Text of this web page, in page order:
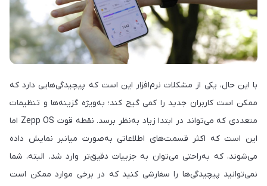
با این حال، یکی از مشکلات نرم‌افزار این است که پیچیدگی‌هایی دارد که
ممکن است کاربران جدید را کمی گیج کند؛ به‌ویژه گزینه‌ها و تنظیمات
متعددی که می‌تواند در ابتدا زیاد به‌نظر برسد. نقطه قوت Zepp OS اما
این است که اکثر قسمت‌های اطلاعاتی به‌صورت میانبر نمایش داده
می‌شوند، که به‌راحتی می‌توان به جزییات دقیق‌تر وارد شد. البته، شما
نمی‌توانید پیچیدگی‌ها را سفارشی کنید که در برخی موارد ممکن است